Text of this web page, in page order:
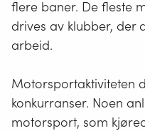
flere baner. De fleste
drives av klubber, der
arbeid.
Motorsportaktiviteten
konkurranser. Noen
motorsport, som